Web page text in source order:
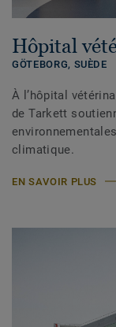
Hôpital
GÖTEBORG, SUÈDE
À l’hôpital
de Tarkett
climatique.
EN SAVOIR PLUS